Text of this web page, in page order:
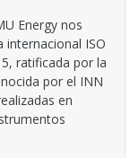
Energy nos
ISO
ratificada por la
por el INN
en